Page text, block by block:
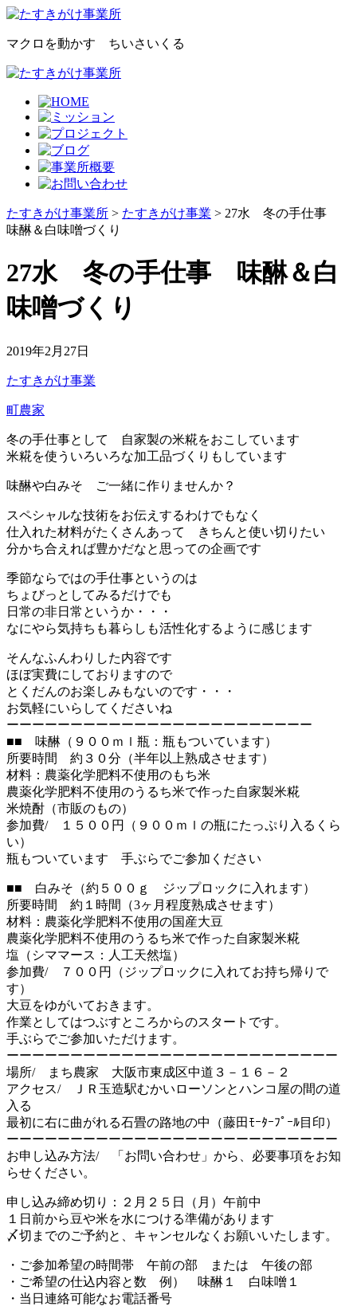
マクロを動かす ちいさいくる
たすきがけ事業所 > たすきがけ事業 > 27水 冬の手仕事
味醂＆白味噌づくり
27水 冬の手仕事 味醂＆白
味噌づくり
2019年2月27日
たすきがけ事業
町農家
冬の手仕事として 自家製の米糀をおこしています
米糀を使ういろいろな加工品づくりもしています
味醂や白みそ ご一緒に作りませんか？
スペシャルな技術をお伝えするわけでもなく
仕入れた材料がたくさんあって きちんと使い切りたい
分かち合えれば豊かだなと思っての企画です
季節ならではの手仕事というのは
ちょびっとしてみるだけでも
日常の非日常というか・・・
なにやら気持ちも暮らしも活性化するように感じます
そんなふんわりした内容です
ほぼ実費にしておりますので
とくだんのお楽しみもないのです・・・
お気軽にいらしてくださいね
ーーーーーーーーーーーーーーーーーーーーーーーー
■■ 味醂（９００ｍｌ瓶：瓶もついています）
所要時間 約３０分（半年以上熟成させます）
材料：農薬化学肥料不使用のもち米
農薬化学肥料不使用のうるち米で作った自家製米糀
米焼酎（市販のもの）
参加費/ １５００円（９００ｍｌの瓶にたっぷり入るくら
い）
瓶もついています 手ぶらでご参加ください
■■ 白みそ（約５００ｇ ジップロックに入れます）
所要時間 約１時間（3ヶ月程度熟成させます）
材料：農薬化学肥料不使用の国産大豆
農薬化学肥料不使用のうるち米で作った自家製米糀
塩（シママース：人工天然塩）
参加費/ ７００円（ジップロックに入れてお持ち帰りで
す）
大豆をゆがいておきます。
作業としてはつぶすところからのスタートです。
手ぶらでご参加いただけます。
ーーーーーーーーーーーーーーーーーーーーーーーーーー
場所/ まち農家 大阪市東成区中道３－１６－２
アクセス/ ＪＲ玉造駅むかいローソンとハンコ屋の間の道
入る
最初に右に曲がれる石畳の路地の中（藤田ﾓｰﾀｰﾌﾟｰﾙ目印）
ーーーーーーーーーーーーーーーーーーーーーーーーーー
お申し込み方法/ 「お問い合わせ」から、必要事項をお知
らせください。
申し込み締め切り：２月２５日（月）午前中
１日前から豆や米を水につける準備があります
〆切までのご予約と、キャンセルなくお願いいたします。
・ご参加希望の時間帯 午前の部 または 午後の部
・ご希望の仕込内容と数 例） 味醂１ 白味噌１
・当日連絡可能なお電話番号